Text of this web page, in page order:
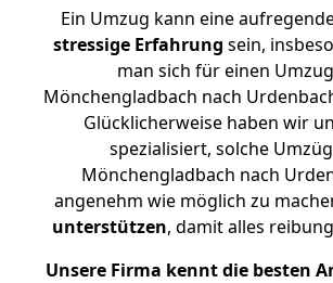
Ein Umzug kann eine
stressige Erfahrung sein,
man sich für einen
Mönchengladbach nach
Glücklicherweise haben wir
spezialisiert, solche
Mönchengladbach nach
angenehm wie möglich zu
unterstützen, damit alles
Unsere Firma kennt die besten